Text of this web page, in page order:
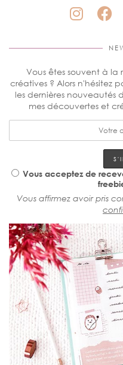
Vous êtes souvent à la
créatives ? Alors n'hésitez
les dernières nouveautés
mes découvertes et
Vous acceptez de
Vous affirmez avoir pris